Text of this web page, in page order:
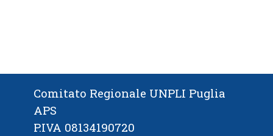
Comitato Regionale UNPLI Puglia
APS
P.IVA 08134190720